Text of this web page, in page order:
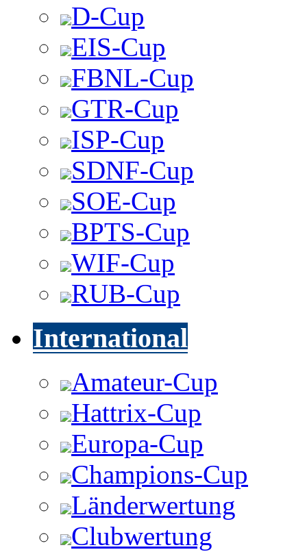
D-Cup
EIS-Cup
FBNL-Cup
GTR-Cup
ISP-Cup
SDNF-Cup
SOE-Cup
BPTS-Cup
WIF-Cup
RUB-Cup
International
Amateur-Cup
Hattrix-Cup
Europa-Cup
Champions-Cup
Länderwertung
Clubwertung